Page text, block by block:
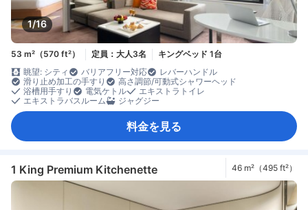
1/16
53 m²（570 ft²） 定員：大人3名
キングベッド 1台
眺望: シティ
バリアフリー対応
レバーハンドル
滑り止め加工の手すり
高さ調節/可動式シャワーヘッド
浴槽用手すり
電気ケトル
エキストラトイレ
エキストラバスルーム
ジャグジー
料金を見る
1 King Premium Kitchenette 46 m²（495 ft²）